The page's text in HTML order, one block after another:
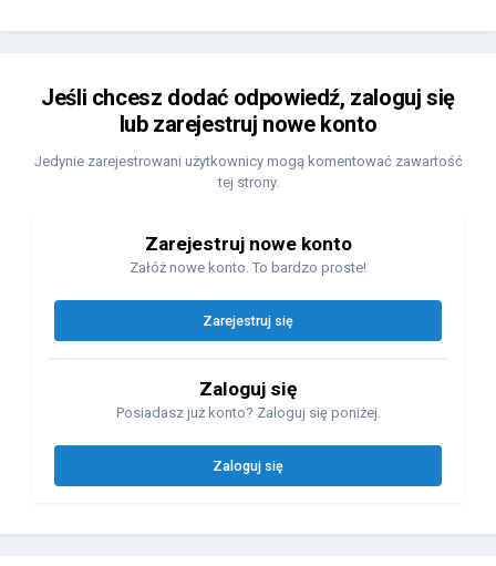
Jeśli chcesz dodać odpowiedź, zaloguj się
lub zarejestruj nowe konto
Jedynie zarejestrowani użytkownicy mogą komentować zawartość
tej strony.
Zarejestruj nowe konto
Załóż nowe konto. To bardzo proste!
Zarejestruj się
Zaloguj się
Posiadasz już konto? Zaloguj się poniżej.
Zaloguj się